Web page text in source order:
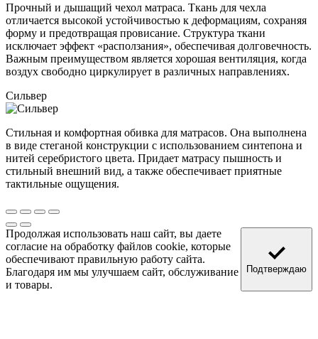
Прочный и дышащий чехол матраса. Ткань для чехла
отличается высокой устойчивостью к деформациям, сохраняя
форму и предотвращая провисание. Структура ткани
исключает эффект «расползания», обеспечивая долговечность.
Важным преимуществом является хорошая вентиляция, когда
воздух свободно циркулирует в различных направлениях.
Сильвер
Стильная и комфортная обивка для матрасов. Она выполнена
в виде стеганой конструкции с использованием синтепона и
нитей серебристого цвета. Придает матрасу пышность и
стильный внешний вид, а также обеспечивает приятные
тактильные ощущения.
Продолжая использовать наш сайт, вы даете
согласие на обработку файлов cookie, которые
обеспечивают правильную работу сайта.
Благодаря им мы улучшаем сайт, обслуживание
и товары.
Подтверждаю